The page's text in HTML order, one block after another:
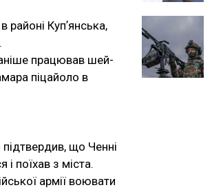
районі Купʼянська,
працював шей-
піцайоло в
що Ченні
поїхав з міста.
армії воювати